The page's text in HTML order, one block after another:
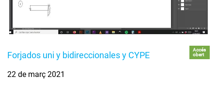
Forjados uni y bidireccionales y CYPE
Accés
obert
22 de març 2021